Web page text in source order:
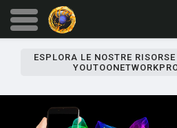
ESPLORA LE NOSTRE